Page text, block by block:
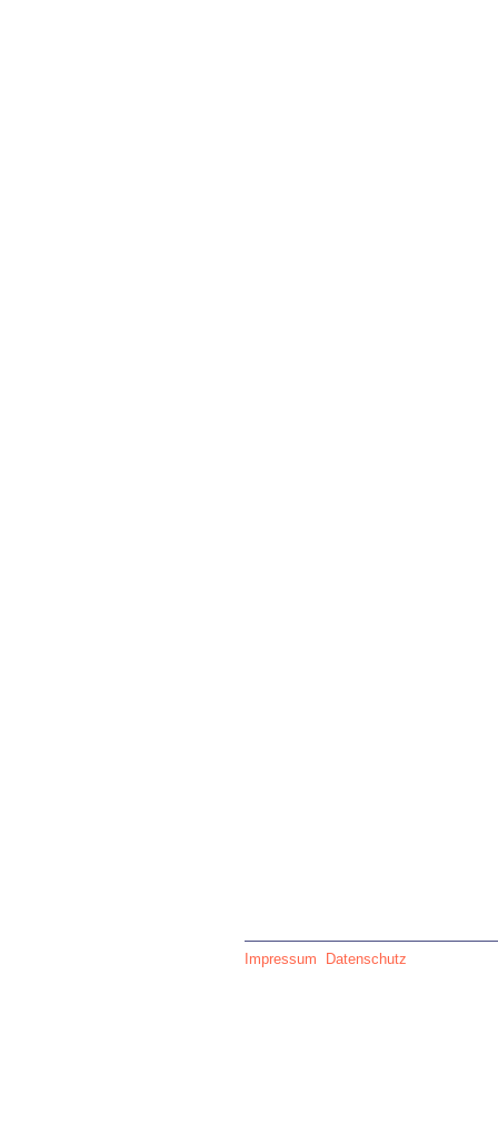
Impressum Datenschutz